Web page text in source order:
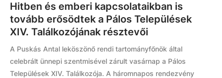
Hitben és emberi kapcsolataikban is
tovább erősödtek a Pálos Települések
XIV. Találkozójának résztevői
A Puskás Antal leköszönő rendi tartományfőnök által
celebrált ünnepi szentmisével zárult vasárnap a Pálos
Települések XIV. Találkozója. A háromnapos rendezvény